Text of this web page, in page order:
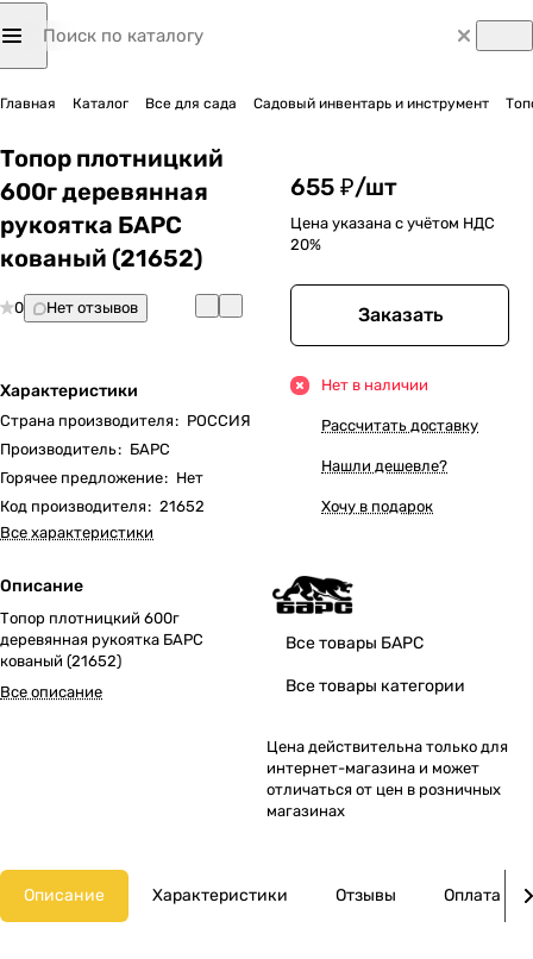
Главная Каталог Все для сада Садовый инвентарь и инструмент
Топор плотницкий
600г деревянная
рукоятка БАРС
кованый (21652)
0 Нет отзывов
Характеристики
Страна производителя: РОССИЯ
Производитель: БАРС
Горячее предложение: Нет
Код производителя: 21652
Все характеристики
Описание
Топор плотницкий 600г
деревянная рукоятка БАРС
кованый (21652)
Все описание
655 ₽/шт
Цена указана с учётом НДС
20%
Заказать
Нет в наличии
Рассчитать доставку
Нашли дешевле?
Хочу в подарок
Все товары БАРС
Все товары категории
Цена действительна только для
интернет-магазина и может
отличаться от цен в розничных
магазинах
Описание Характеристики Отзывы Оплата